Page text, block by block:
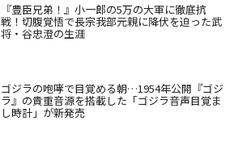
『豊臣兄弟！』小一郎の5万の大軍に徹底抗
戦！切腹覚悟で長宗我部元親に降伏を迫った武
将・谷忠澄の生涯
ゴジラの咆哮で目覚める朝…1954年公開『ゴジ
ラ』の貴重音源を搭載した「ゴジラ音声目覚ま
し時計」が新発売